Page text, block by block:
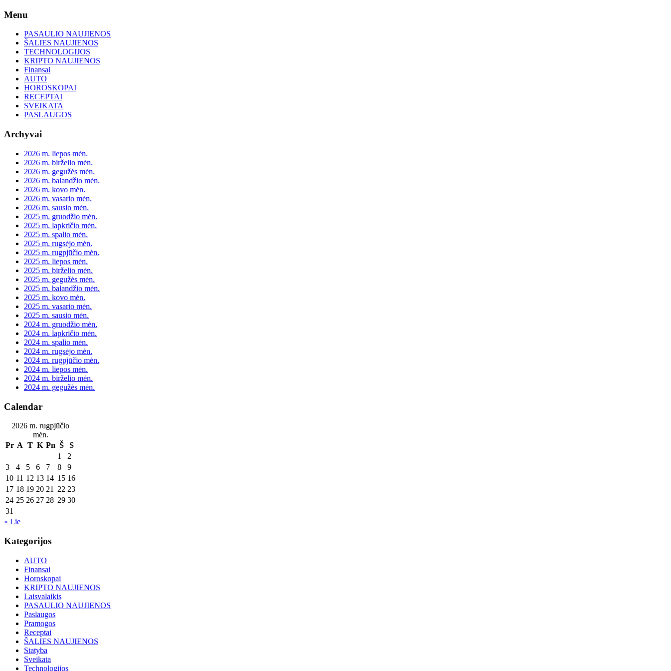
Skip
content
Menu
PASAULIO NAUJIENOS
ŠALIES NAUJIENOS
TECHNOLOGIJOS
KRIPTO NAUJIENOS
Finansai
AUTO
HOROSKOPAI
RECEPTAI
SVEIKATA
PASLAUGOS
Archyvai
2026 m. liepos mėn.
2026 m. birželio mėn.
2026 m. gegužės mėn.
2026 m. balandžio mėn.
2026 m. kovo mėn.
2026 m. vasario mėn.
2026 m. sausio mėn.
2025 m. gruodžio mėn.
2025 m. lapkričio mėn.
2025 m. spalio mėn.
2025 m. rugsėjo mėn.
2025 m. rugpjūčio mėn.
2025 m. liepos mėn.
2025 m. birželio mėn.
2025 m. gegužės mėn.
2025 m. balandžio mėn.
2025 m. kovo mėn.
2025 m. vasario mėn.
2025 m. sausio mėn.
2024 m. gruodžio mėn.
2024 m. lapkričio mėn.
2024 m. spalio mėn.
2024 m. rugsėjo mėn.
2024 m. rugpjūčio mėn.
2024 m. liepos mėn.
2024 m. birželio mėn.
2024 m. gegužės mėn.
Calendar
2026 m. rugpjūčio
mėn.
Pr A T K Pn Š
S
1
2
3
4 5 6 7 8
9
10 11 12 13 14 15 16
17 18 19 20 21 22 23
24 25 26 27 28 29 30
31
« Lie
Kategorijos
AUTO
Finansai
Horoskopai
KRIPTO NAUJIENOS
Laisvalaikis
PASAULIO NAUJIENOS
Paslaugos
Pramogos
Receptai
ŠALIES NAUJIENOS
Statyba
Sveikata
Technologijos